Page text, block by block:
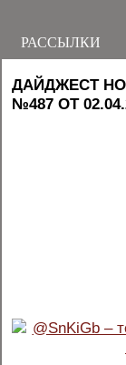
РАССЫЛКИ
ДАЙДЖЕСТ
№487 ОТ